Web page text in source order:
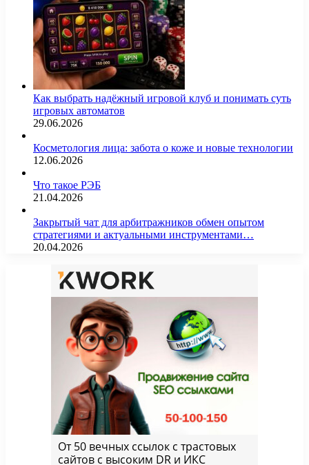
Как выбрать надёжный игровой клуб и понимать суть
игровых автоматов
29.06.2026
Косметология лица: забота о коже и новые технологии
12.06.2026
Что такое РЭБ
21.04.2026
Закрытый чат для арбитражников обмен опытом
стратегиями и актуальными инструментами…
20.04.2026